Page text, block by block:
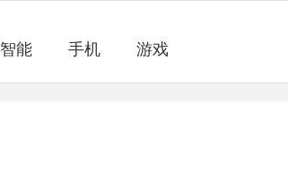
智能 手机 游戏